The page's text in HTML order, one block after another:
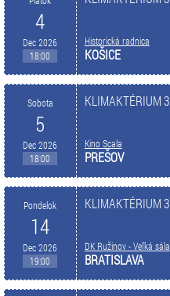
4
Dec 2026
18:00
Historická radnica
KOŠICE
Sobota
5
Dec 2026
18:00
KLIMAKTÉRIUM 3
Kino Scala
PREŠOV
Pondelok
14
Dec 2026
19:00
KLIMAKTÉRIUM 3
DK Ružinov - Veľká sála
BRATISLAVA